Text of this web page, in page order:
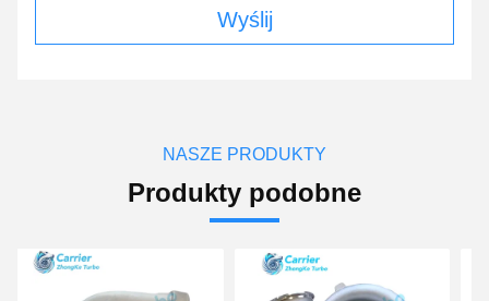
Wyślij
NASZE PRODUKTY
Produkty podobne